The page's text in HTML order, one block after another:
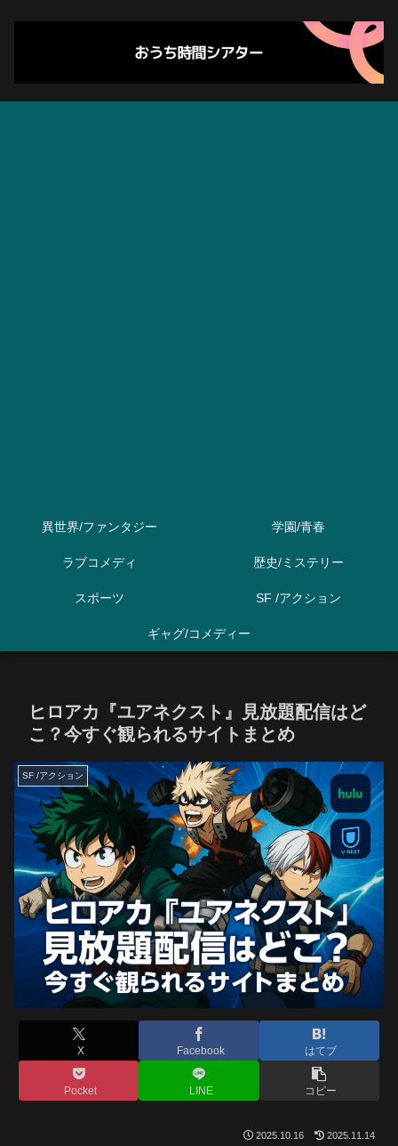
異世界/ファンタジー 学園/青春
ラブコメディ 歴史/ミステリー
スポーツ SF /アクション
ギャグ/コメディー
ヒロアカ『ユアネクスト』見放題配信はど
こ？今すぐ観られるサイトまとめ
SF /アクション
X Facebook はてブ
Pocket LINE コピー
2025.10.16 2025.11.14